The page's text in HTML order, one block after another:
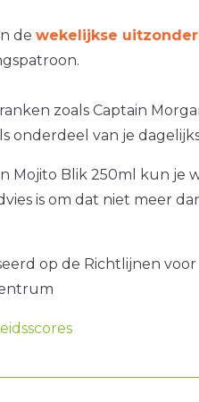
de wekelijkse
zoals Captain
onderdeel van je
Mojito Blik 250ml kun je
is om dat niet meer
op de Richtlijnen voor